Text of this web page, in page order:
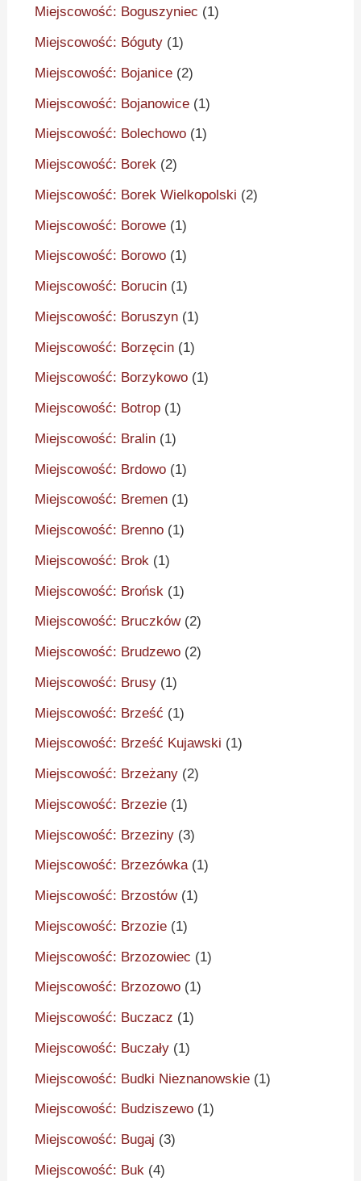
Miejscowość: Boguszyniec (1)
Miejscowość: Bóguty (1)
Miejscowość: Bojanice (2)
Miejscowość: Bojanowice (1)
Miejscowość: Bolechowo (1)
Miejscowość: Borek (2)
Miejscowość: Borek Wielkopolski (2)
Miejscowość: Borowe (1)
Miejscowość: Borowo (1)
Miejscowość: Borucin (1)
Miejscowość: Boruszyn (1)
Miejscowość: Borzęcin (1)
Miejscowość: Borzykowo (1)
Miejscowość: Botrop (1)
Miejscowość: Bralin (1)
Miejscowość: Brdowo (1)
Miejscowość: Bremen (1)
Miejscowość: Brenno (1)
Miejscowość: Brok (1)
Miejscowość: Brońsk (1)
Miejscowość: Bruczków(2)
Miejscowość: Brudzewo (2)
Miejscowość: Brusy (1)
Miejscowość: Brześć (1)
Miejscowość: Brześć Kujawski (1)
Miejscowość: Brzeżany (2)
Miejscowość: Brzezie (1)
Miejscowość: Brzeziny (3)
Miejscowość: Brzezówka(1)
Miejscowość: Brzostów(1)
Miejscowość: Brzozie (1)
Miejscowość: Brzozowiec (1)
Miejscowość: Brzozowo (1)
Miejscowość: Buczacz (1)
Miejscowość: Buczały (1)
Miejscowość: Budki Nieznanowskie (1)
Miejscowość: Budziszewo (1)
Miejscowość: Bugaj (3)
Miejscowość: Buk (4)